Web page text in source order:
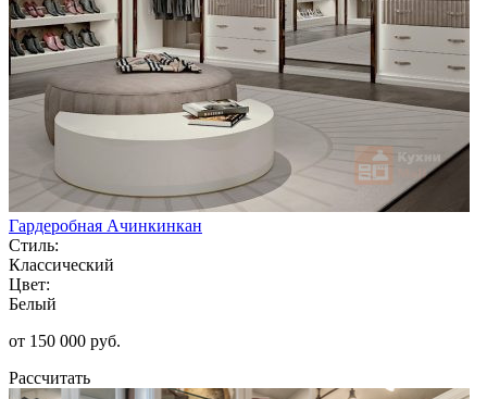
Гардеробная Ачинкинкан
Стиль:
Классический
Цвет:
Белый
от 150 000 руб.
Рассчитать